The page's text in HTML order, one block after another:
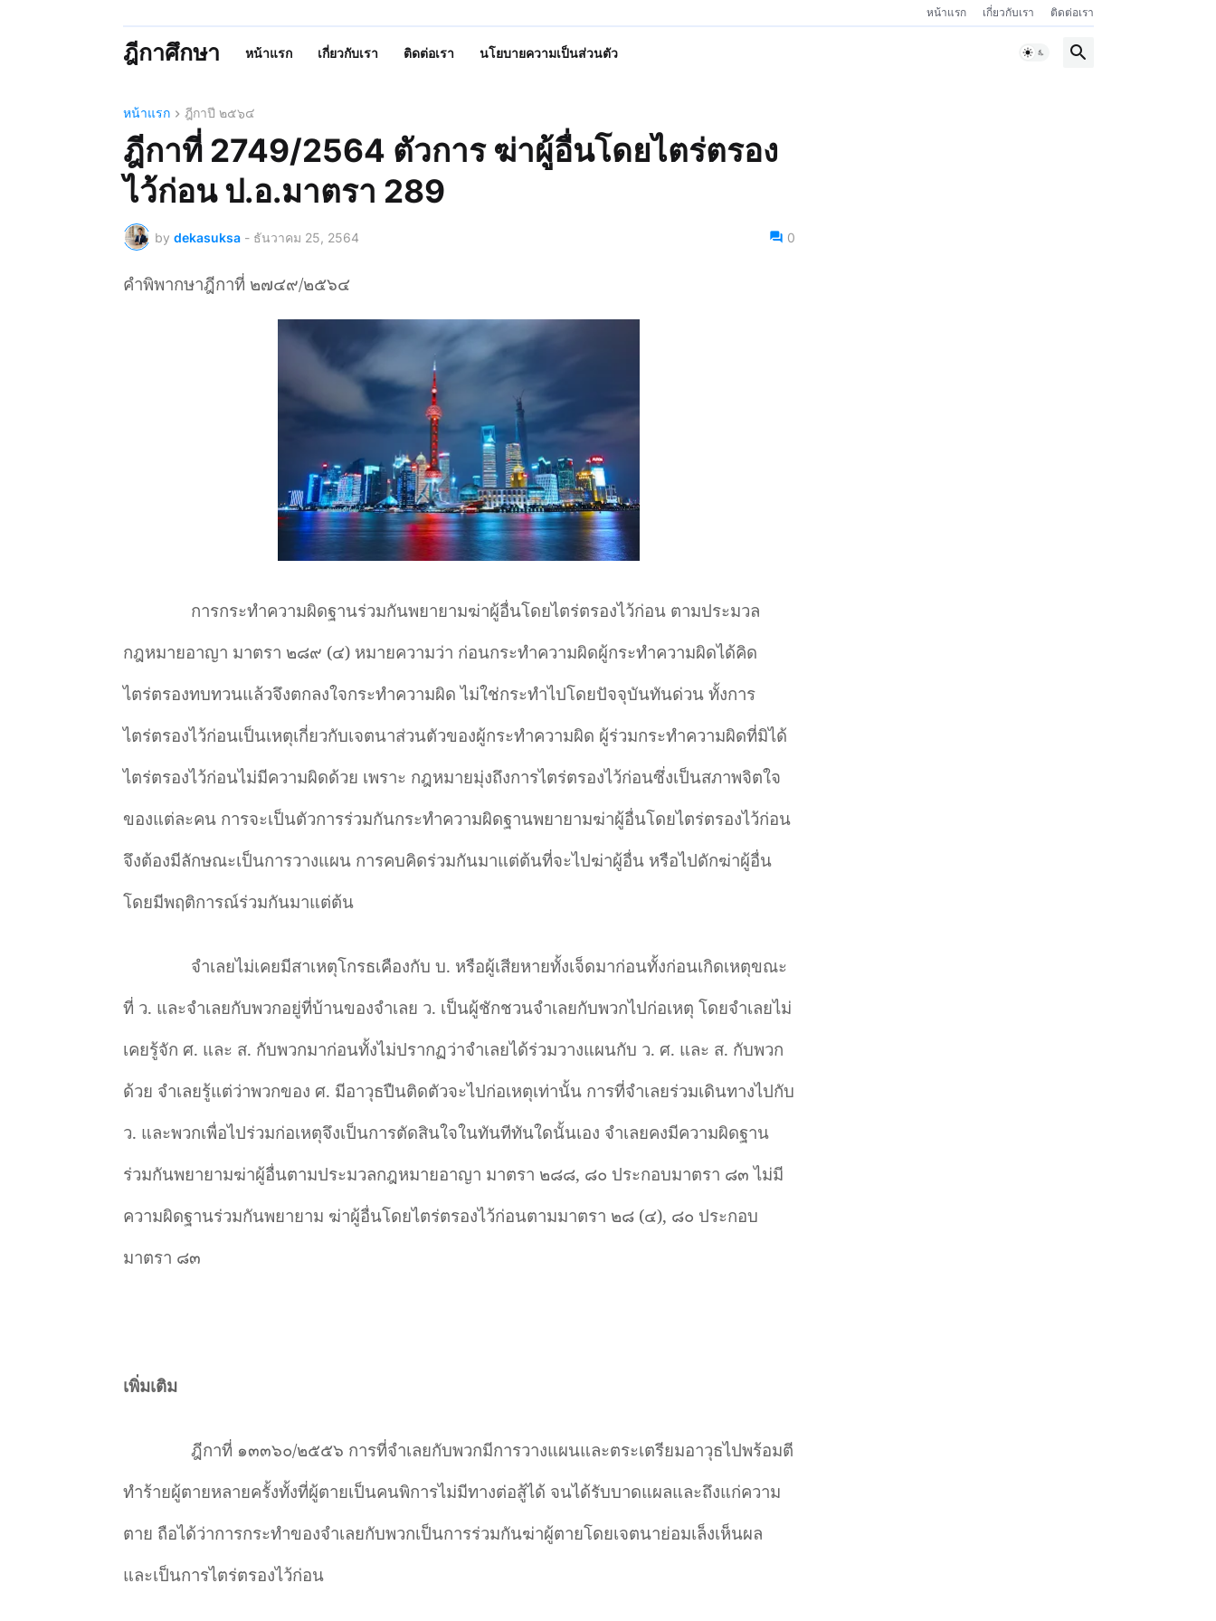
หน้าแรก เกี่ยวกับเรา ติดต่อเรา
ฎีกาศึกษา หน้าแรก เกี่ยวกับเรา ติดต่อเรา นโยบายความเป็นส่วนตัว
หน้าแรก ฎีกาปี ๒๕๖๔
ฎีกาที่ 2749/2564 ตัวการ ฆ่าผู้อื่นโดยไตร่ตรอง
ไว้ก่อน ป.อ.มาตรา 289
by dekasuksa - ธันวาคม 25, 2564 0
คำพิพากษาฎีกาที่ ๒๗๔๙/๒๕๖๔
การกระทำความผิดฐานร่วมกันพยายามฆ่าผู้อื่นโดยไตร่ตรองไว้ก่อน ตามประมวล
กฎหมายอาญา มาตรา ๒๘๙ (๔) หมายความว่า ก่อนกระทำความผิดผู้กระทำความผิดได้คิด
ไตร่ตรองทบทวนแล้วจึงตกลงใจกระทำความผิด ไม่ใช่กระทำไปโดยปัจจุบันทันด่วน ทั้งการ
ไตร่ตรองไว้ก่อนเป็นเหตุเกี่ยวกับเจตนาส่วนตัวของผู้กระทำความผิด ผู้ร่วมกระทำความผิดที่มิได้
ไตร่ตรองไว้ก่อนไม่มีความผิดด้วย เพราะ กฎหมายมุ่งถึงการไตร่ตรองไว้ก่อนซึ่งเป็นสภาพจิตใจ
ของแต่ละคน การจะเป็นตัวการร่วมกันกระทำความผิดฐานพยายามฆ่าผู้อื่นโดยไตร่ตรองไว้ก่อน
จึงต้องมีลักษณะเป็นการวางแผน การคบคิดร่วมกันมาแต่ต้นที่จะไปฆ่าผู้อื่น หรือไปดักฆ่าผู้อื่น
โดยมีพฤติการณ์ร่วมกันมาแต่ต้น
จำเลยไม่เคยมีสาเหตุโกรธเคืองกับ บ. หรือผู้เสียหายทั้งเจ็ดมาก่อนทั้งก่อนเกิดเหตุขณะ
ที่ ว. และจำเลยกับพวกอยู่ที่บ้านของจำเลย ว. เป็นผู้ชักชวนจำเลยกับพวกไปก่อเหตุ โดยจำเลยไม่
เคยรู้จัก ศ. และ ส. กับพวกมาก่อนทั้งไม่ปรากฏว่าจำเลยได้ร่วมวางแผนกับ ว. ศ. และ ส. กับพวก
ด้วย จำเลยรู้แต่ว่าพวกของ ศ. มีอาวุธปืนติดตัวจะไปก่อเหตุเท่านั้น การที่จำเลยร่วมเดินทางไปกับ
ว. และพวกเพื่อไปร่วมก่อเหตุจึงเป็นการตัดสินใจในทันทีทันใดนั้นเอง จำเลยคงมีความผิดฐาน
ร่วมกันพยายามฆ่าผู้อื่นตามประมวลกฎหมายอาญา มาตรา ๒๘๘, ๘๐ ประกอบมาตรา ๘๓ ไม่มี
ความผิดฐานร่วมกันพยายาม ฆ่าผู้อื่นโดยไตร่ตรองไว้ก่อนตามมาตรา ๒๘ (๔), ๘๐ ประกอบ
มาตรา ๘๓
เพิ่มเติม
ฎีกาที่ ๑๓๓๖๐/๒๕๕๖ การที่จำเลยกับพวกมีการวางแผนและตระเตรียมอาวุธไปพร้อมตี
ทำร้ายผู้ตายหลายครั้งทั้งที่ผู้ตายเป็นคนพิการไม่มีทางต่อสู้ได้ จนได้รับบาดแผลและถึงแก่ความ
ตาย ถือได้ว่าการกระทำของจำเลยกับพวกเป็นการร่วมกันฆ่าผู้ตายโดยเจตนาย่อมเล็งเห็นผล
และเป็นการไตร่ตรองไว้ก่อน